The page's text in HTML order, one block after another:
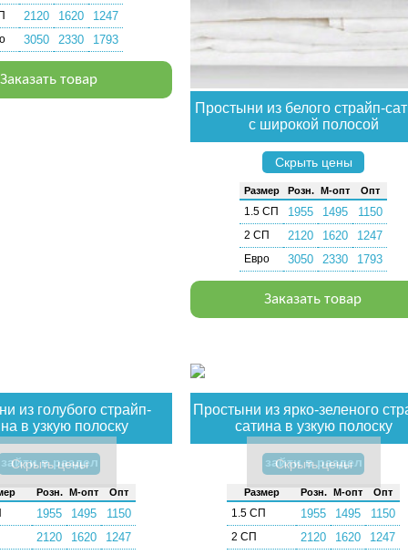
2120 1620 1247
3050 2330 1793
Заказать товар
Простыни из белого страйп-
с широкой полосой
Скрыть цены
Раз­мер Розн. М-опт Опт
1.5 СП 1955 1495 1150
2 СП 2120 1620 1247
Евро 3050 2330 1793
Заказать товар
из голубого страйп-
в узкую полоску
зайти в раздел
Скрыть цены
Розн. М-опт Опт
1955 1495 1150
2120 1620 1247
Простыни из ярко-зеленого
сатина в узкую полоску
зайти в раздел
Скрыть цены
Раз­мер Розн. М-опт Опт
1.5 СП 1955 1495 1150
2 СП 2120 1620 1247